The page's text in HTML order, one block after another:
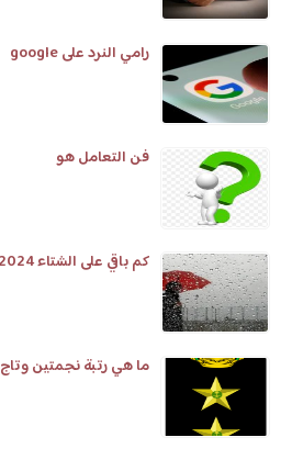
رامي النرد على google
فن التعامل هو
كم باقي على الشتاء 2024 العد التنازلي
ما هي رتبة نجمتين وتاج